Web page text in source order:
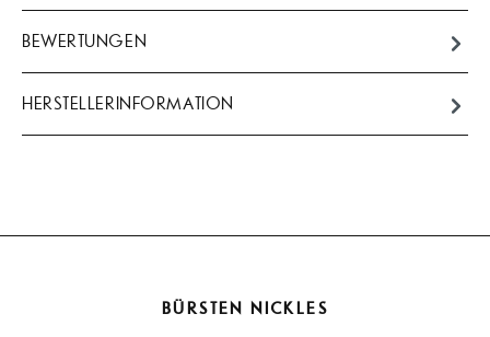
BEWERTUNGEN
HERSTELLERINFORMATION
BÜRSTEN NICKLES